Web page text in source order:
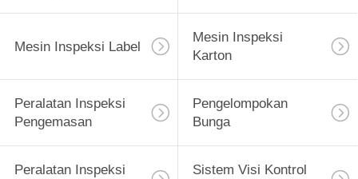
Mesin Inspeksi Label
Mesin Inspeksi
Karton
Peralatan Inspeksi
Pengemasan
Pengelompokan
Bunga
Peralatan Inspeksi Sistem Visi Kontrol